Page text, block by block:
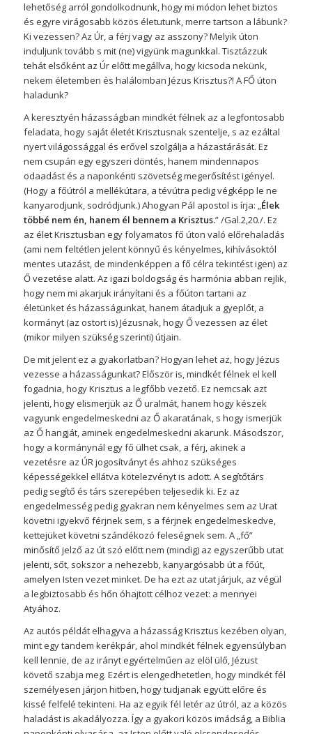
lehetőség arról gondolkodnunk, hogy mi módon lehet biztos
és egyre virágosabb közös életutunk, merre tartson a lábunk?
Ki vezessen? Az Úr, a férj vagy az asszony? Melyik úton
induljunk tovább s mit (ne) vigyünk magunkkal. Tisztázzuk
tehát elsőként az Úr előtt megállva, hogy kicsoda nekünk,
nekem életemben és halálomban Jézus Krisztus?! A FŐ úton
haladunk?
A keresztyén házasságban mindkét félnek az a legfontosabb
feladata, hogy saját életét Krisztusnak szentelje, s az ezáltal
nyert világossággal és erővel szolgálja a házastárását. Ez
nem csupán egy egyszeri döntés, hanem mindennapos
odaadást és a naponkénti szövetség megerősítést igényel.
(Hogy a főútról a mellékútara, a tévútra pedig végképp le ne
kanyarodjunk, sodródjunk.) Ahogyan Pál apostol is írja: „Élek
többé nem én, hanem él bennem a Krisztus.” /Gal.2,20./. Ez
az élet Krisztusban egy folyamatos fő úton való előrehaladás
(ami nem feltétlen jelent könnyű és kényelmes, kihívásoktól
mentes utazást, de mindenképpen a fő célra tekintést igen) az
Ő vezetése alatt. Az igazi boldogság és harmónia abban rejlik,
hogy nem mi akarjuk irányítani és a főúton tartani az
életünket és házasságunkat, hanem átadjuk a gyeplőt, a
kormányt (az ostort is) Jézusnak, hogy Ő vezessen az élet
(mikor milyen szükség szerinti) útjain.
De mit jelent ez a gyakorlatban? Hogyan lehet az, hogy Jézus
vezesse a házasságunkat? Először is, mindkét félnek el kell
fogadnia, hogy Krisztus a legfőbb vezető. Ez nemcsak azt
jelenti, hogy elismerjük az Ő uralmát, hanem hogy készek
vagyunk engedelmeskedni az Ő akaratának, s hogy ismerjük
az Ő hangját, aminek engedelmeskedni akarunk. Másodszor,
hogy a kormánynál egy fő ülhet csak, a férj, akinek a
vezetésre az ÚR jogosítványt és ahhoz szükséges
képességekkel ellátva kötelezvényt is adott. A segítőtárs
pedig segítő és társ szerepében teljesedik ki. Ez az
engedelmesség pedig gyakran nem kényelmes sem az Urat
követni igyekvő férjnek sem, s a férjnek engedelmeskedve,
kettejüket követni szándékozó feleségnek sem. A „fő”
minősítő jelző az út szó előtt nem (mindig) az egyszerűbb utat
jelenti, sőt, sokszor a nehezebb, kanyargósabb út a főút,
amelyen Isten vezet minket. De ha ezt az utat járjuk, az végül
a legbiztosabb és hőn óhajtott célhoz vezet: a mennyei
Atyához.
Az autós példát elhagyva a házasság Krisztus kezében olyan,
mint egy tandem kerékpár, ahol mindkét félnek egyensúlyban
kell lennie, de az irányt egyértelműen az elöl ülő, Jézust
követő szabja meg. Ezért is elengedhetetlen, hogy mindkét fél
személyesen járjon hitben, hogy tudjanak együtt előre és
kissé felfelé tekinteni. Ha az egyik fél letér az útról, az a közös
haladást is akadályozza. Így a gyakori közös imádság, a Biblia